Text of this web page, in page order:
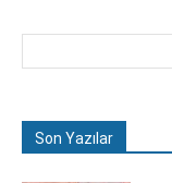
Son Yazılar